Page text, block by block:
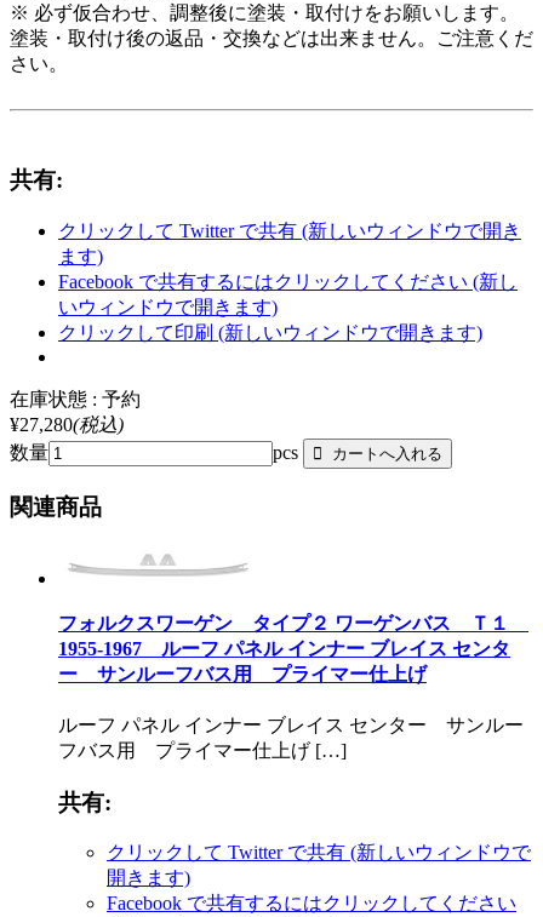
※ 必ず仮合わせ、調整後に塗装・取付けをお願いします。
塗装・取付け後の返品・交換などは出来ません。ご注意くだ
さい。
共有:
クリックして Twitter で共有 (新しいウィンドウで開き
ます)
Facebook で共有するにはクリックしてください (新し
いウィンドウで開きます)
クリックして印刷 (新しいウィンドウで開きます)
在庫状態 : 予約
¥27,280(税込)
数量
pcs
関連商品
フォルクスワーゲン タイプ２ ワーゲンバス Ｔ１
1955-1967 ルーフ パネル インナー ブレイス センタ
ー サンルーフバス用 プライマー仕上げ
ルーフ パネル インナー ブレイス センター サンルー
フバス用 プライマー仕上げ […]
共有:
クリックして Twitter で共有 (新しいウィンドウで
開きます)
Facebook で共有するにはクリックしてください